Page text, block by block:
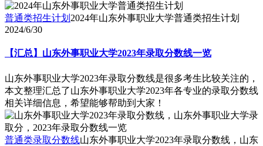
普通类招生计划 2024年山东外事职业大学普通类招生计划
2024/6/30
【汇总】山东外事职业大学2023年录取分数线一览
山东外事职业大学2023年录取分数线是很多考生比较关注的，
本文整理汇总了山东外事职业大学2023年各专业的录取分数线
相关详细信息，希望能够帮助到大家！
普通类录取分数线山东外事职业大学2023年录取分数线，山东